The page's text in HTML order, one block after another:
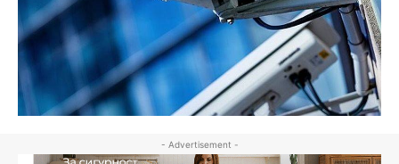
- Advertisement -